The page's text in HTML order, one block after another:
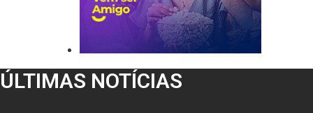
ÚLTIMAS NOTÍCIAS